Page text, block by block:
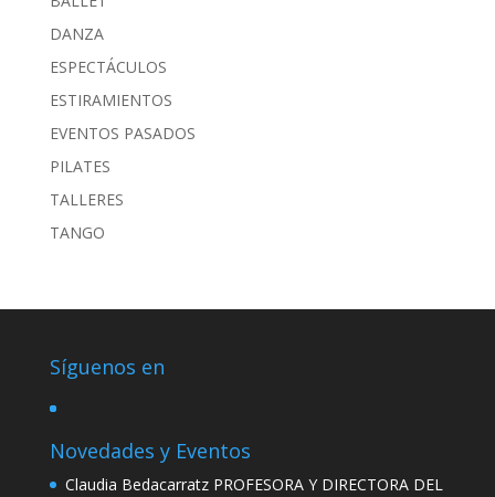
DANZA
ESPECTÁCULOS
ESTIRAMIENTOS
EVENTOS PASADOS
PILATES
TALLERES
TANGO
Síguenos en
Novedades y Eventos
Claudia Bedacarratz PROFESORA Y DIRECTORA DEL